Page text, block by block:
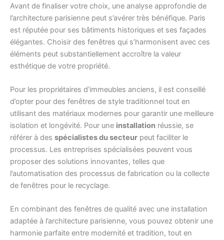
Avant de finaliser votre choix, une analyse approfondie de
l’architecture parisienne peut s’avérer très bénéfique. Paris
est réputée pour ses bâtiments historiques et ses façades
élégantes. Choisir des fenêtres qui s’harmonisent avec ces
éléments peut substantiellement accroître la valeur
esthétique de votre propriété.
Pour les propriétaires d’immeubles anciens, il est conseillé
d’opter pour des fenêtres de style traditionnel tout en
utilisant des matériaux modernes pour garantir une meilleure
isolation et longévité. Pour une installation réussie, se
référer à des spécialistes du secteur peut faciliter le
processus. Les entreprises spécialisées peuvent vous
proposer des solutions innovantes, telles que
l’automatisation des processus de fabrication ou la collecte
de fenêtres pour le recyclage.
En combinant des fenêtres de qualité avec une installation
adaptée à l’architecture parisienne, vous pouvez obtenir une
harmonie parfaite entre modernité et tradition, tout en